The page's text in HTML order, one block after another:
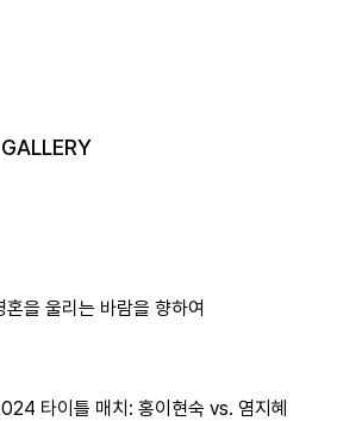
혼을 울리는 바람을 향하여
타이틀 매치: 홍이현숙 vs. 염지혜